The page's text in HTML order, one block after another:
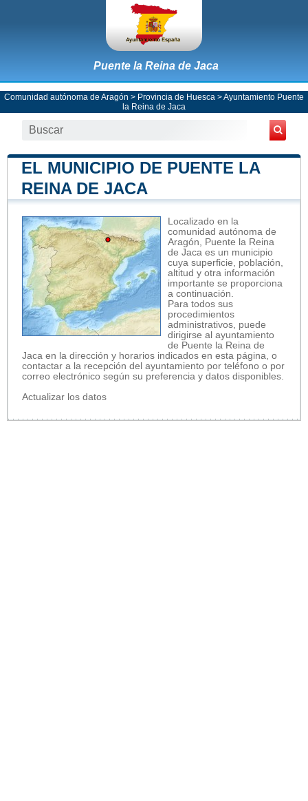
Puente la Reina de Jaca
Comunidad autónoma de Aragón > Provincia de Huesca >Ayuntamiento Puente
la Reina de Jaca
EL MUNICIPIO DE PUENTE LA
REINA DE JACA
Localizado en la
comunidad autónoma de
Aragón, Puente la Reina
de Jaca es un municipio
cuya superficie, población,
altitud y otra información
importante se proporciona
a continuación.
Para todos sus
procedimientos
administrativos, puede
dirigirse al ayuntamiento
de Puente la Reina de
Jaca en la dirección y horarios indicados en esta página, o
contactar a la recepción del ayuntamiento por teléfono o por
correo electrónico según su preferencia y datos disponibles.
Actualizar los datos